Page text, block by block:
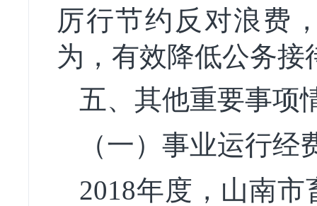
厉行节约反对浪费
为，有效降低公务接
五、 其他重要事项
（一）事业运行经
2018年度，山南